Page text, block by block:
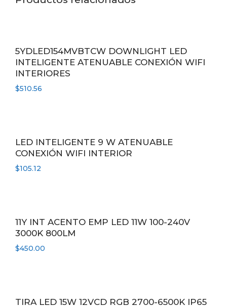
5YDLED154MVBTCW DOWNLIGHT LED
INTELIGENTE ATENUABLE CONEXIÓN WIFI
INTERIORES
$510.56
LED INTELIGENTE 9 W ATENUABLE
CONEXIÓN WIFI INTERIOR
$105.12
11Y INT ACENTO EMP LED 11W 100-240V
3000K 800LM
$450.00
TIRA LED 15W 12VCD RGB 2700-6500K IP65